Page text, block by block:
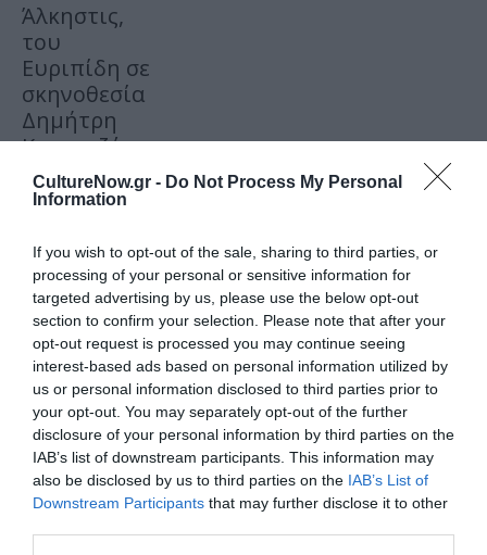
CultureNow.gr - Do Not Process My Personal
Information
If you wish to opt-out of the sale, sharing to third parties, or
processing of your personal or sensitive information for
targeted advertising by us, please use the below opt-out
section to confirm your selection. Please note that after your
opt-out request is processed you may continue seeing
interest-based ads based on personal information utilized by
us or personal information disclosed to third parties prior to
your opt-out. You may separately opt-out of the further
disclosure of your personal information by third parties on the
IAB’s list of downstream participants. This information may
also be disclosed by us to third parties on the IAB’s List of
Downstream Participants that may further disclose it to other
Άλκηστις,
του
Ευριπίδη σε
σκηνοθεσία
Δημήτρη
Καραντζά
στα
Αισχύλεια
ΦΕΣΤΙΒΑΛ / ΝΕΑ
05.08.2026 | 19.04
Φεστιβάλ
Αθηνών
Επιδαύρου
2026: Ένας
προορισμός –
δύο
παραστάσεις
που δεν πρέπει
να χάσετε
ΝΕΑ05.08.2026 | 18.01